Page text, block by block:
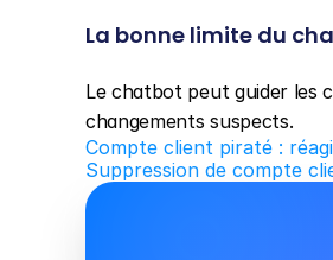
La bonne limite du
Le chatbot peut guider les
changements suspects.
Compte client piraté :
Suppression de compte